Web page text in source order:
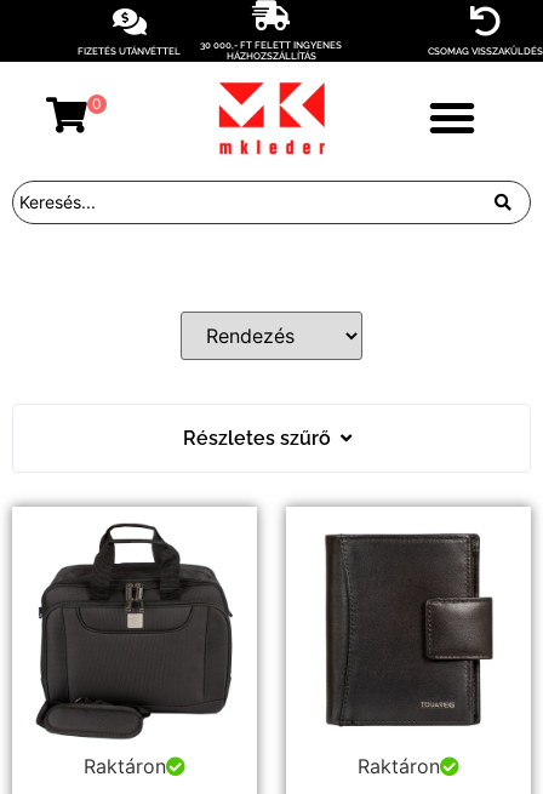
FIZETÉS UTÁNVÉTTEL
30 000,- FT FELETT INGYENES
HÁZHOZSZÁLLÍTÁS
CSOMAG VISSZAKÜLDÉS
0
Részletes szűrő
Raktáron Raktáron